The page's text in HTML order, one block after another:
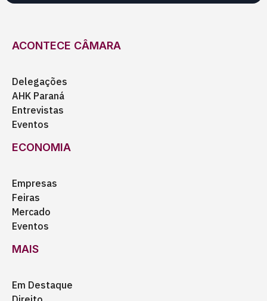
ACONTECE CÂMARA
Delegações
AHK Paraná
Entrevistas
Eventos
ECONOMIA
Empresas
Feiras
Mercado
Eventos
MAIS
Em Destaque